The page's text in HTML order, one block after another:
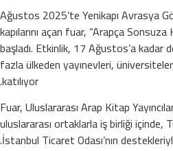
9 Ağustos 2025’te Yenikapı Avrasya
kapılarını açan fuar, “Arapça
başladı. Etkinlik, 17 Ağustos’a kadar
fazla ülkeden yayınevleri,
katılıyor.
Fuar, Uluslararası Arap Kitap
uluslararası ortaklarla iş birliği içinde,
İstanbul Ticaret Odası’nın